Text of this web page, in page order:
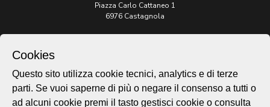
Piazza Carlo Cattaneo 1
6976 Castagnola
patrimonio@lugano.ch
t. +41 58 866 68 50
Cookies
Questo sito utilizza cookie tecnici, analytics e di terze
parti. Se vuoi saperne di più o negare il consenso a tutti o
ad alcuni cookie premi il tasto gestisci cookie o consulta